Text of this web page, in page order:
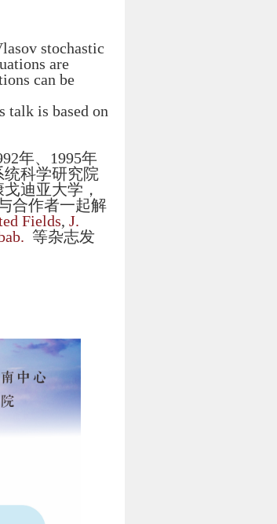
stochastic
are
can be
talk is based on
年、1995年
统科学研究院
迪亚大学，
合作者一起解
Fields, J.
等杂志发